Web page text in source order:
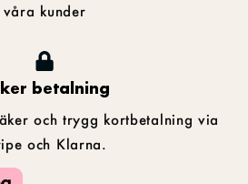
våra kunder
betalning
och trygg kortbetalning via
och Klarna.